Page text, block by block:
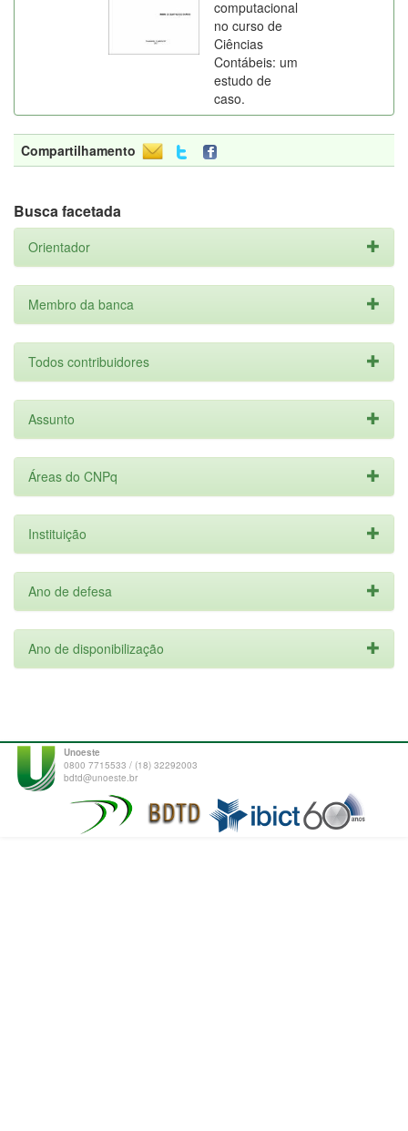
computacional
no curso de
Ciências
Contábeis: um
estudo de
caso.
Compartilhamento
Busca facetada
Orientador
Membro da banca
Todos contribuidores
Assunto
Áreas do CNPq
Instituição
Ano de defesa
Ano de disponibilização
Unoeste
0800 7715533 / (18) 32292003
bdtd@unoeste.br